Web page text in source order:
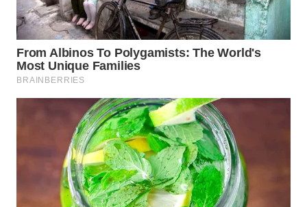
WN
NIAS
WN
LANGKAT
SELATAN
WN
TANJUNG